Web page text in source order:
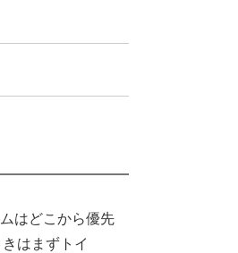
はどこから優先
はまずトイ